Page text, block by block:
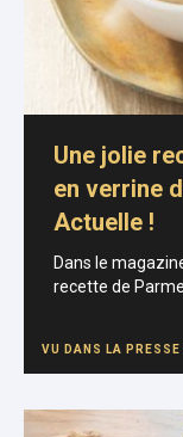
Une jolie
en verrine
Actuelle !
Dans le
recette de
VU DANS LA